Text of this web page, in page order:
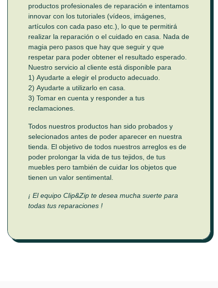
productos profesionales de reparación e intentamos
innovar con los tutoriales (vídeos, imágenes,
artículos con cada paso etc.), lo que te permitirá
realizar la reparación o el cuidado en casa. Nada de
magia pero pasos que hay que seguir y que
respetar para poder obtener el resultado esperado.
Nuestro servicio al cliente está disponible para
1) Ayudarte a elegir el producto adecuado.
2) Ayudarte a utilizarlo en casa.
3) Tomar en cuenta y responder a tus
reclamaciones.
Todos nuestros productos han sido probados y
selecionados antes de poder aparecer en nuestra
tienda. El objetivo de todos nuestros arreglos es de
poder prolongar la vida de tus tejidos, de tus
muebles pero también de cuidar los objetos que
tienen un valor sentimental.
¡ El equipo Clip&Zip te desea mucha suerte para
todas tus reparaciones !